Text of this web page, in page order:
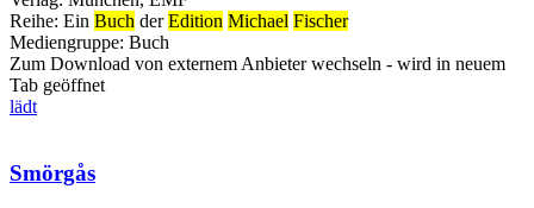
Reihe: Ein Buch derEdition Michael Fischer
Mediengruppe: Buch
Zum Download von externem Anbieter wechseln - wird in neuem
Tab geöffnet
lädt
Smörgås